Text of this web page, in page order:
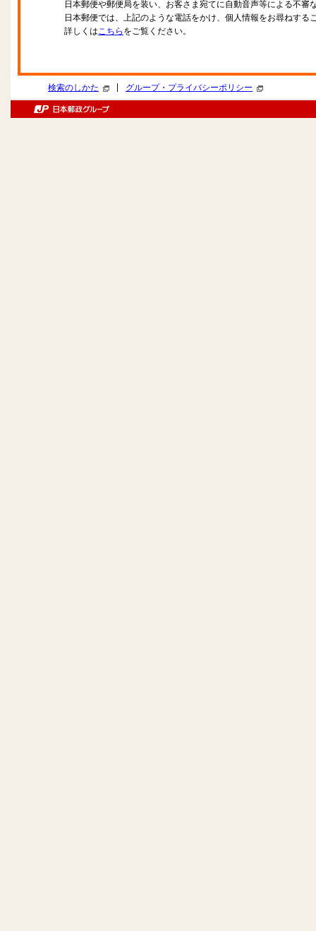
日本郵便や郵便局を装い、お客さま宛てに自動音声等による不審
日本郵便では、上記のような電話をかけ、個人情報をお尋ねする
詳しくはこちら をご覧ください。
検索のしかた グループ・プライバシーポリシー